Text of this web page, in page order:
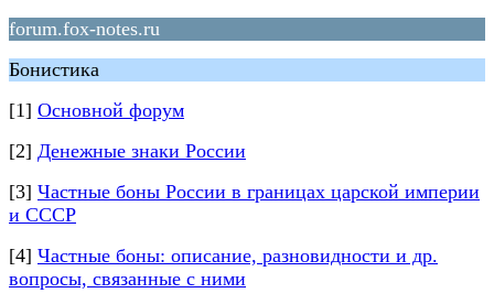
forum.fox-notes.ru
Бонистика
[1] Основной форум
[2] Денежные знаки России
[3] Частные боны России в границах царской империи
и СССР
[4] Частные боны: описание, разновидности и др.
вопросы, связанные с ними